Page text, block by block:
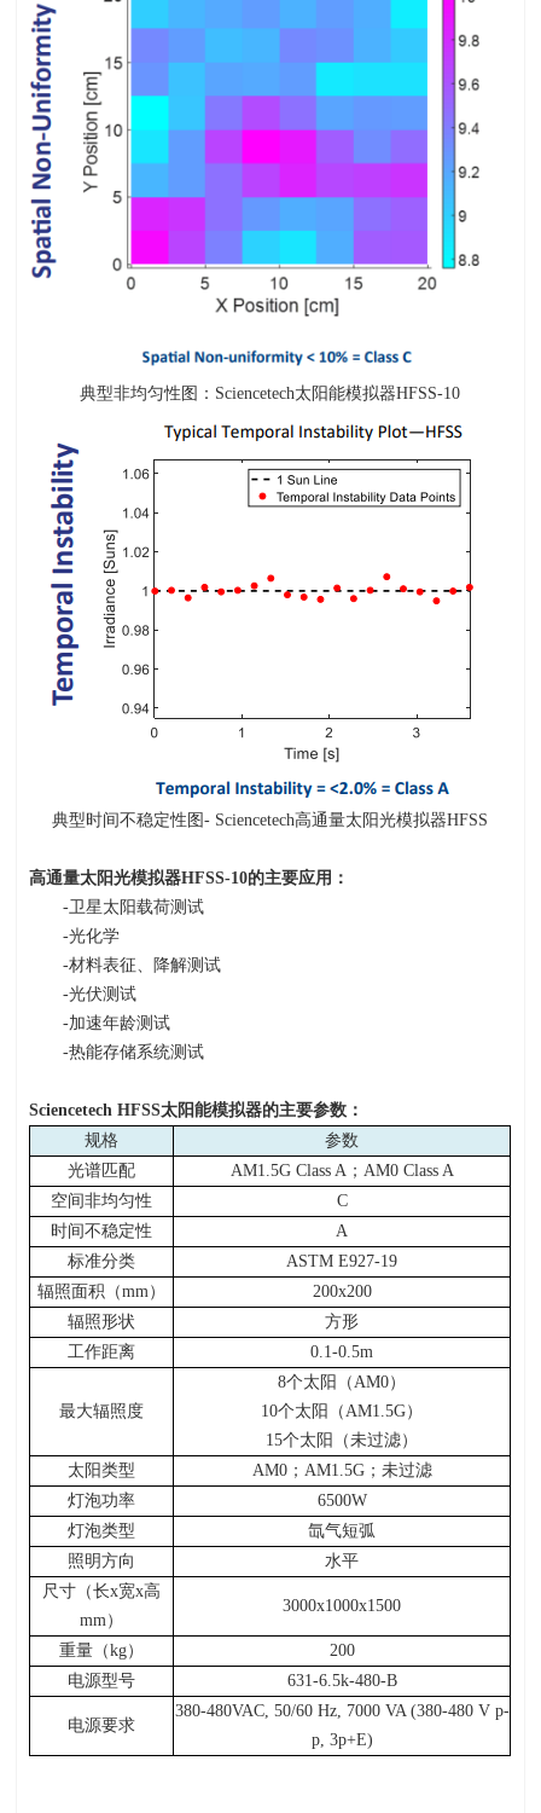
典型非均匀性图：Sciencetech太阳能模拟器HFSS-10
典型时间不稳定性图- Sciencetech高通量太阳光模拟器HFSS
高通量太阳光模拟器HFSS-10的主要应用：
-卫星太阳载荷测试
-光化学
-材料表征、降解测试
-光伏测试
-加速年龄测试
-热能存储系统测试
Sciencetech HFSS太阳能模拟器的主要参数：
规格
参数
光谱匹配
AM1.5G Class A； AM0 Class A
空间非均匀性
C
时间不稳定性
A
标准分类
ASTM E927-19
辐照面积（mm）
200x200
辐照形状
方形
工作距离
0.1-0.5m
最大辐照度
8个太阳（AM0）
10个太阳（AM1.5G）
15个太阳（未过滤）
太阳类型
AM0； AM1.5G；未过滤
灯泡功率
6500W
灯泡类型
氙气短弧
照明方向
水平
尺寸（长x宽x高
mm）
3000x1000x1500
重量（kg）
200
电源型号
631-6.5k-480-B
电源要求
380-480VAC, 50/60 Hz, 7000 VA (380-480 V p-
p, 3p+E)